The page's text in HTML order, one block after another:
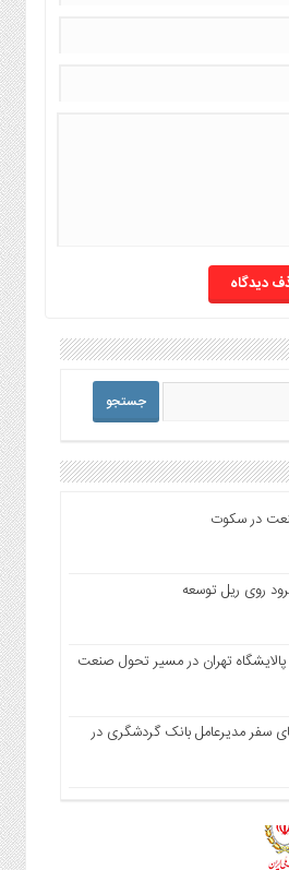
دیدگاه
در سکوت
روی ریل توسعه
تهران در مسیر تحول صنعت
سفر مدیرعامل بانک گردشگری در